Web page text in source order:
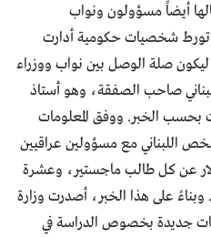
أيضاً مسؤولون ونواب
تورط شخصيات حكومية أدارت
ليكون صلة الوصل بين نواب ووزراء
صاحب الصفقة، وهو أستاذ
بحسب الخبر. ووفق المعلومات
اللبناني مع مسؤولين عراقيين
عن كل طالب ماجستير، وعشرة
على هذا الخبر، أصدرت وزارة
جديدة بخصوص الدراسة في